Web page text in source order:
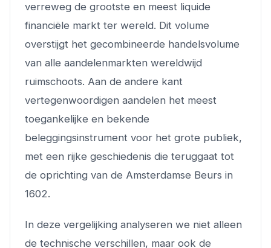
verreweg de grootste en meest liquide
financiële markt ter wereld. Dit volume
overstijgt het gecombineerde handelsvolume
van alle aandelenmarkten wereldwijd
ruimschoots. Aan de andere kant
vertegenwoordigen aandelen het meest
toegankelijke en bekende
beleggingsinstrument voor het grote publiek,
met een rijke geschiedenis die teruggaat tot
de oprichting van de Amsterdamse Beurs in
1602.
In deze vergelijking analyseren we niet alleen
de technische verschillen, maar ook de